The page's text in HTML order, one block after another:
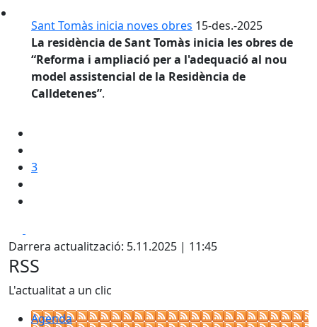
Sant Tomàs inicia noves obres 15-des.-2025
La residència de Sant Tomàs inicia les obres de
“Reforma i ampliació per a l'adequació al nou
model assistencial de la Residència de
Calldetenes”.
3
Darrera actualització: 5.11.2025 | 11:45
RSS
L'actualitat a un clic
Agenda